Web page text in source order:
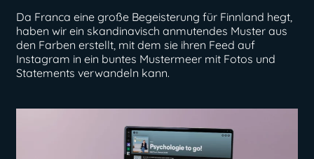
Da Franca eine große Begeisterung für Finnland hegt,
haben wir ein skandinavisch anmutendes Muster aus
den Farben erstellt, mit dem sie ihren Feed auf
Instagram in ein buntes Mustermeer mit Fotos und
Statements verwandeln kann.